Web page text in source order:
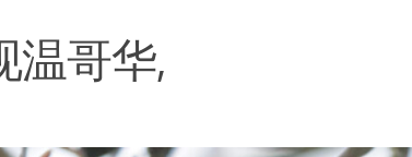
温哥华,